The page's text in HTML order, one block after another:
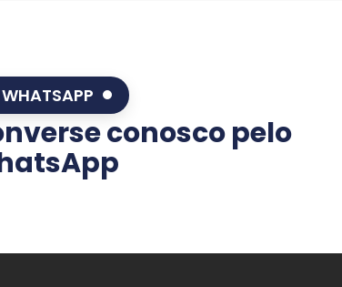
WHATSAPP
conosco pelo